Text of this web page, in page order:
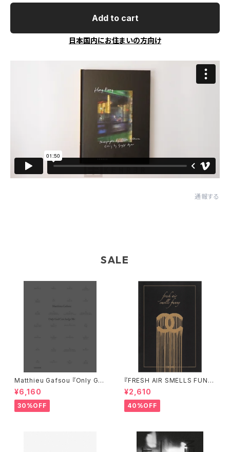
Add to cart
日本国内にお住まいの方向け
通報する
SALE
Matthieu Gafsou 『Only Go
d Can Judge Me』
¥6,160
30%OFF
『FRESH AIR SMELLS FUNN
Y』
¥2,610
40%OFF